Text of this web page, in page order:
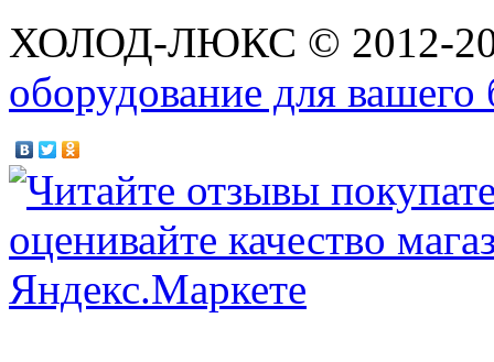
ХОЛОД-ЛЮКС © 2012-
оборудование для вашего